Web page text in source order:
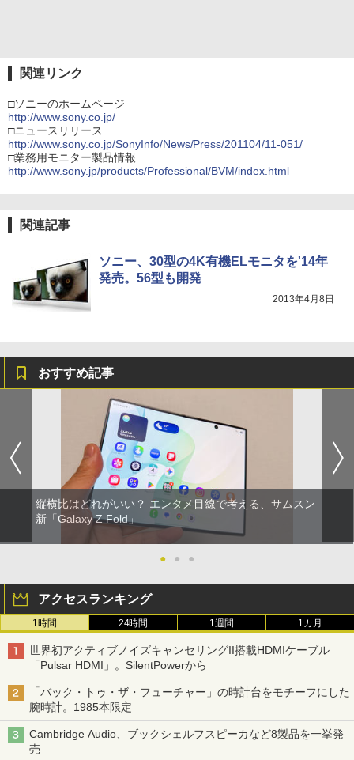
関連リンク
□ソニーのホームページ
http://www.sony.co.jp/
□ニュースリリース
http://www.sony.co.jp/SonyInfo/News/Press/201104/11-051/
□業務用モニター製品情報
http://www.sony.jp/products/Professional/BVM/index.html
関連記事
ソニー、30型の4K有機ELモニタを'14年
発売。56型も開発
2013年4月8日
おすすめ記事
縦横比はどれがいい？ エンタメ目線で考える、サムスン
新「Galaxy Z Fold」
● ● ●
アクセスランキング
1時間 24時間 1週間 1カ月
世界初アクティブノイズキャンセリングII搭載HDMIケーブル
「Pulsar HDMI」。SilentPowerから
「バック・トゥ・ザ・フューチャー」の時計台をモチーフにした
腕時計。1985本限定
Cambridge Audio、ブックシェルフスピーカなど8製品を一挙発
売